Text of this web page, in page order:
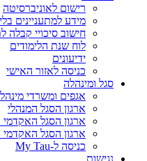
רישום לאוניברסיטה
מידע למתעניינים
חישוב סיכויי קבלה
לוח שנת הלימודים
ידיעונים
כניסה לאזור האישי
סגל ומינהלה
אגפים ומשרדי
ארגון הסגל המנהלי
ארגון הסגל האקדמי
ארגון הסגל האקדמי
כניסה ל-My Tau